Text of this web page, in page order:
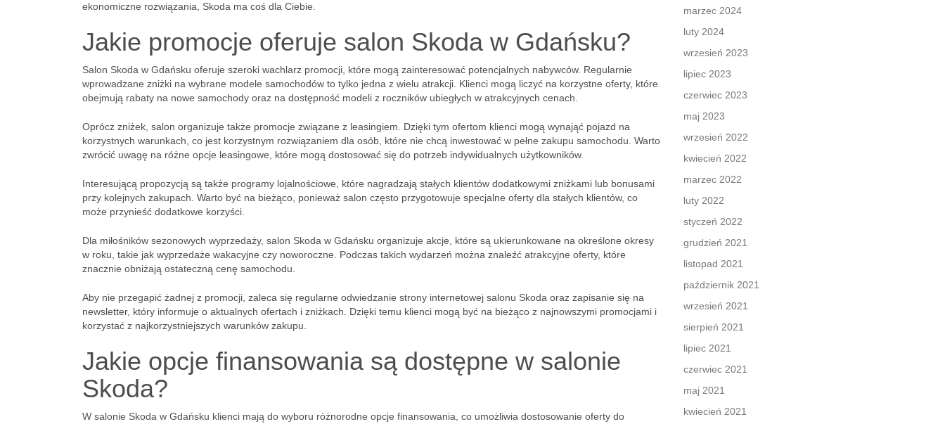
ekonomiczne rozwiązania, Skoda ma coś dla Ciebie.
Jakie promocje oferuje salon Skoda w Gdańsku?
Salon Skoda w Gdańsku oferuje szeroki wachlarz promocji, które mogą zainteresować potencjalnych nabywców. Regularnie
wprowadzane zniżki na wybrane modele samochodów to tylko jedna z wielu atrakcji. Klienci mogą liczyć na korzystne oferty, które
obejmują rabaty na nowe samochody oraz na dostępność modeli z roczników ubiegłych w atrakcyjnych cenach.
Oprócz zniżek, salon organizuje także promocje związane z leasingiem. Dzięki tym ofertom klienci mogą wynająć pojazd na
korzystnych warunkach, co jest korzystnym rozwiązaniem dla osób, które nie chcą inwestować w pełne zakupu samochodu. Warto
zwrócić uwagę na różne opcje leasingowe, które mogą dostosować się do potrzeb indywidualnych użytkowników.
Interesującą propozycją są także programy lojalnościowe, które nagradzają stałych klientów dodatkowymi zniżkami lub bonusami
przy kolejnych zakupach. Warto być na bieżąco, ponieważ salon często przygotowuje specjalne oferty dla stałych klientów, co
może przynieść dodatkowe korzyści.
Dla miłośników sezonowych wyprzedaży, salon Skoda w Gdańsku organizuje akcje, które są ukierunkowane na określone okresy
w roku, takie jak wyprzedaże wakacyjne czy noworoczne. Podczas takich wydarzeń można znaleźć atrakcyjne oferty, które
znacznie obniżają ostateczną cenę samochodu.
Aby nie przegapić żadnej z promocji, zaleca się regularne odwiedzanie strony internetowej salonu Skoda oraz zapisanie się na
newsletter, który informuje o aktualnych ofertach i zniżkach. Dzięki temu klienci mogą być na bieżąco z najnowszymi promocjami i
korzystać z najkorzystniejszych warunków zakupu.
Jakie opcje finansowania są dostępne w salonie
Skoda?
W salonie Skoda w Gdańsku klienci mają do wyboru różnorodne opcje finansowania, co umożliwia dostosowanie oferty do
marzec 2024
luty 2024
wrzesień 2023
lipiec 2023
czerwiec 2023
maj 2023
wrzesień 2022
kwiecień 2022
marzec 2022
luty 2022
styczeń 2022
grudzień 2021
listopad 2021
październik 2021
wrzesień 2021
sierpień 2021
lipiec 2021
czerwiec 2021
maj 2021
kwiecień 2021